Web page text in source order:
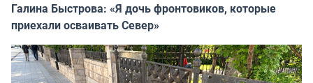
Галина Быстрова: «Я дочь фронтовиков, которые
приехали осваивать Север»